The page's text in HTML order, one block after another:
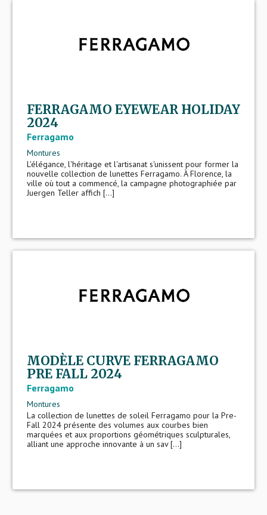
FERRAGAMO EYEWEAR HOLIDAY
2024
Ferragamo
Montures
L'élégance, l'héritage et l'artisanat s'unissent pour former la
nouvelle collection de lunettes Ferragamo. À Florence, la
ville où tout a commencé, la campagne photographiée par
Juergen Teller affich [...]
MODÈLE CURVE FERRAGAMO
PRE FALL 2024
Ferragamo
Montures
La collection de lunettes de soleil Ferragamo pour la Pre-
Fall 2024 présente des volumes aux courbes bien
marquées et aux proportions géométriques sculpturales,
alliant une approche innovante à un sav [...]